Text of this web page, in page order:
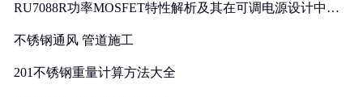
RU7088R功率MOSFET特性解析及其在可调电源设计中的
不锈钢通风 管道施工
201不锈钢重量计算方法大全